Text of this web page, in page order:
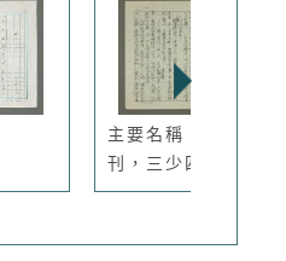
主要名稱：人間副
刊，三少四壯...